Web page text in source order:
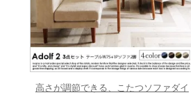
高さが調節できる、こたつソファダイ